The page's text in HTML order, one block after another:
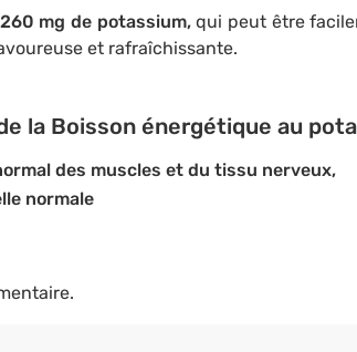
260 mg de potassium,qui peut être
et rafraîchissante.
la Boisson énergétique au
des muscles et du tissu nerveux,
normale